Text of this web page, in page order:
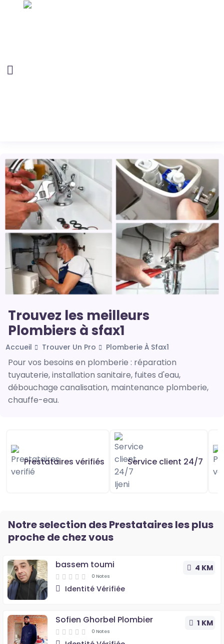
Trouvez les meilleurs
Plombiers à sfax1
Accueil Trouver Un Pro Plomberie À Sfax1
Pour vos besoins en plomberie : réparation
tuyauterie, installation sanitaire, fuites d'eau,
débouchage canalisation, maintenance plomberie,
chauffe-eau.
Prestataires vérifiés Service client 24/7
Notre selection des Prestataires les plus
proche de chez vous
4 KM
bassem toumi
0 Notes
Identité Vérifiée
1 KM
Sofien Ghorbel Plombier
0 Notes